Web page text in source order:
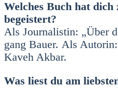
Wel­ches Buch hat dich
begeis­tert?
Als Jour­na­lis­tin: „Über
gang Bau­er. Als
Kaveh Akbar.
Was liest du am